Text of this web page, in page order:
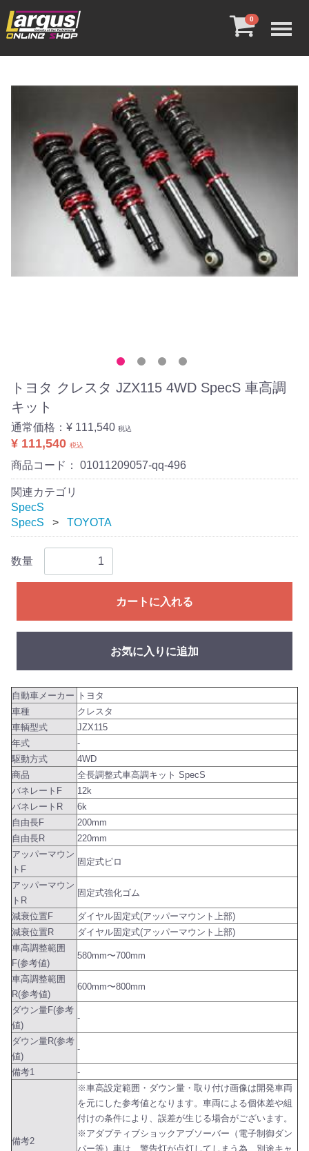
0
トヨタ クレスタ JZX115 4WD SpecS 車高調
キット
通常価格： ¥ 111,540 税込
¥ 111,540 税込
商品コード： 01011209057-qq-496
関連カテゴリ
SpecS
SpecS
TOYOTA
数量
カートに入れる
お気に入りに追加
自動車メーカー トヨタ
車種
クレスタ
車輌型式
JZX115
年式
-
駆動方式
4WD
商品
全長調整式車高調キット SpecS
バネレートF
12k
バネレートR
6k
自由長F
200mm
自由長R
220mm
アッパーマウン
トF
固定式ピロ
アッパーマウン
トR
固定式強化ゴム
減衰位置F
ダイヤル固定式(アッパーマウント上部)
減衰位置R
ダイヤル固定式(アッパーマウント上部)
車高調整範囲
F(参考値)
580mm〜700mm
車高調整範囲
R(参考値)
600mm〜800mm
ダウン量F(参考
値)
-
ダウン量R(参考
値)
-
備考1 -
備考2
※車高設定範囲・ダウン量・取り付け画像は開発車両
を元にした参考値となります。車両による個体差や組
付けの条件により、誤差が生じる場合がございます。
※アダプティブショックアブソーバー（電子制御ダン
パー等）車は、警告灯が点灯してしまう為、別途キャ